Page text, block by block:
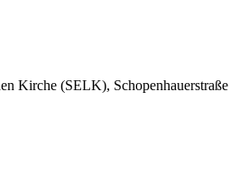
Kirche (SELK),